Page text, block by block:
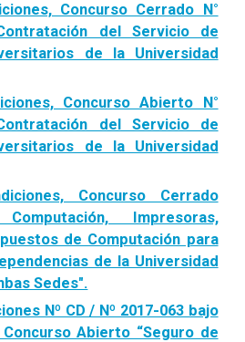
Concurso Cerrado N°
del Servicio de
de la Universidad
Concurso Abierto N°
del Servicio de
de la Universidad
Concurso Cerrado
Impresoras,
de Computación para
de la Universidad
Sedes".
Nº CD / Nº 2017-063 bajo
Abierto “Seguro de